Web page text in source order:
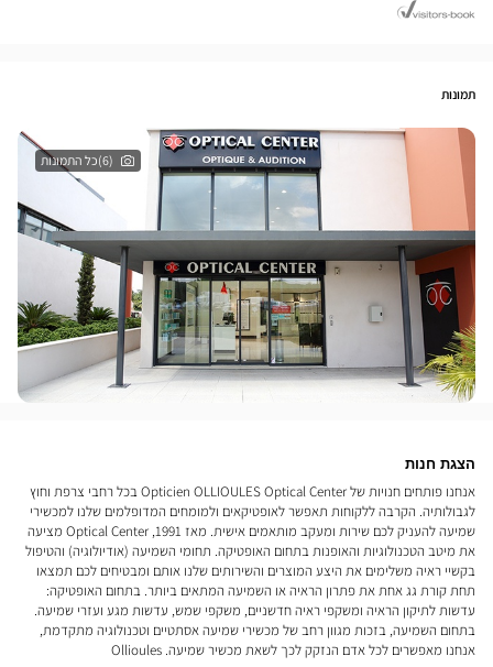
תמונות
(6)כל התמונות
הצגת חנות
אנחנו פותחים חנויות של Opticien OLLIOULES Optical Center בכל רחבי צרפת וחוץ
לגבולותיה. הקרבה ללקוחות תאפשר לאופטיקאים ולמומחים המדופלמים שלנו למכשירי
שמיעה להעניק לכם שירות ומעקב מותאמים אישית. מאז 1991, Optical Center מציעה
את מיטב הטכנולוגיות והאופנות בתחום האופטיקה. תחומי השמיעה (אודיולוגיה) והטיפול
בקשיי ראיה משלימים את היצע המוצרים והשירותים שלנו אותם ומבטיחים לכם תמצאו
תחת קורת גג אחת את פתרון הראיה או השמיעה המתאים ביותר. בתחום האופטיקה:
עדשות לתיקון הראיה ומשקפי ראיה חדשניים, משקפי שמש, עדשות מגע ועזרי שמיעה.
בתחום השמיעה, בזכות מגוון רחב של מכשירי שמיעה אסתטיים וטכנולוגיה מתקדמת,
אנחנו מאפשרים לכל אדם הנזקק לכך לשאת מכשיר שמיעה. Ollioules